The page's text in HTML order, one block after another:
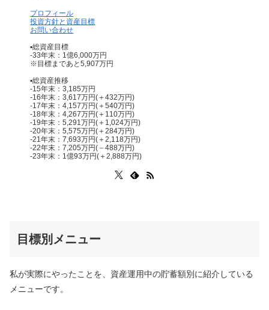
プロフィール
投資方針と資産目標
お問い合わせ
▪総資産目標
-33年末：1億6,000万円
※目標まであと5,907万円
▪総資産推移
-15年末：3,185万円
-16年末：3,617万円(＋432万円)
-17年末：4,157万円(＋540万円)
-18年末：4,267万円(＋110万円)
-19年末：5,291万円(＋1,024万円)
-20年末：5,575万円(＋284万円)
-21年末：7,693万円(＋2,118万円)
-22年末：7,205万円(－488万円)
-23年末：1億93万円(＋2,888万円)
目標別メニュー
私が実際にやったことを、資産運用中の貯蓄額別に紹介している
メニューです。